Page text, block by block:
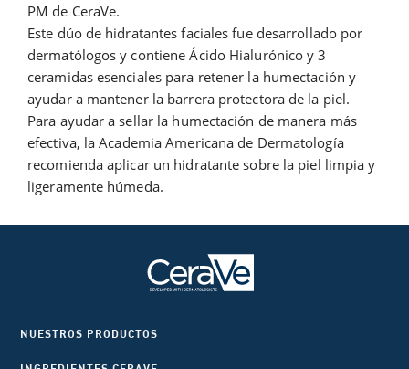
PM de CeraVe.
Este dúo de hidratantes faciales fue desarrollado por
dermatólogos y contiene Ácido Hialurónico y 3
ceramidas esenciales para retener la humectación y
ayudar a mantener la barrera protectora de la piel.
Para ayudar a sellar la humectación de manera más
efectiva, la Academia Americana de Dermatología
recomienda aplicar un hidratante sobre la piel limpia y
ligeramente húmeda.
NUESTROS PRODUCTOS